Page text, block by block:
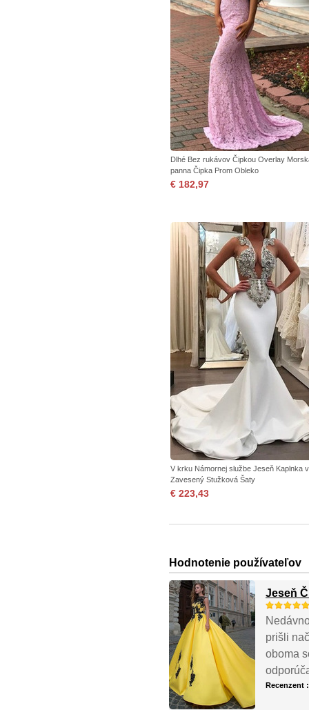
Dlhé Bez rukávov Čipkou Overlay
panna Čipka Prom Obleko
€ 182,97
V krku Námornej službe Jeseň Kaplnka
Zavesený Stužková Šaty
€ 223,43
Hodnotenie používateľov
Jeseň
prišli
oboma
Recenzent